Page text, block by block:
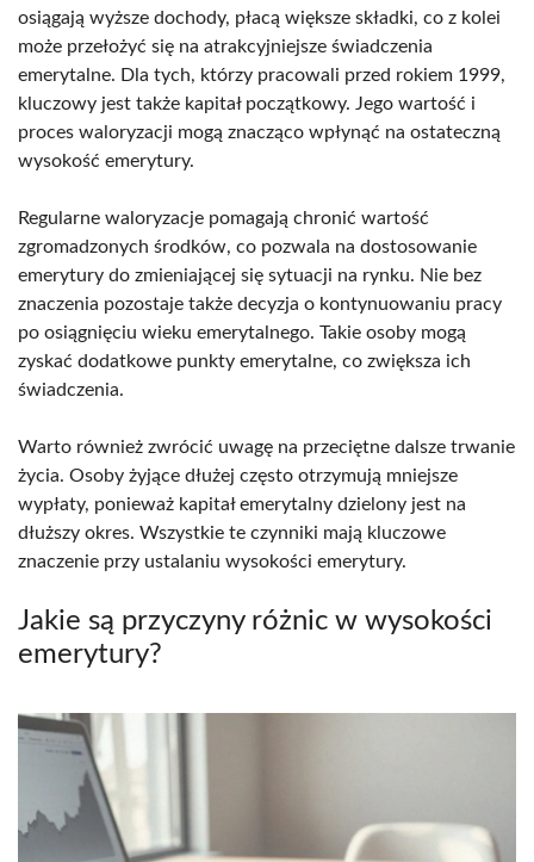
osiągają wyższe dochody, płacą większe składki, co z kolei
może przełożyć się na atrakcyjniejsze świadczenia
emerytalne. Dla tych, którzy pracowali przed rokiem 1999,
kluczowy jest także kapitał początkowy. Jego wartość i
proces waloryzacji mogą znacząco wpłynąć na ostateczną
wysokość emerytury.
Regularne waloryzacje pomagają chronić wartość
zgromadzonych środków, co pozwala na dostosowanie
emerytury do zmieniającej się sytuacji na rynku. Nie bez
znaczenia pozostaje także decyzja o kontynuowaniu pracy
po osiągnięciu wieku emerytalnego. Takie osoby mogą
zyskać dodatkowe punkty emerytalne, co zwiększa ich
świadczenia.
Warto również zwrócić uwagę na przeciętne dalsze trwanie
życia. Osoby żyjące dłużej często otrzymują mniejsze
wypłaty, ponieważ kapitał emerytalny dzielony jest na
dłuższy okres. Wszystkie te czynniki mają kluczowe
znaczenie przy ustalaniu wysokości emerytury.
Jakie są przyczyny różnic w wysokości
emerytury?